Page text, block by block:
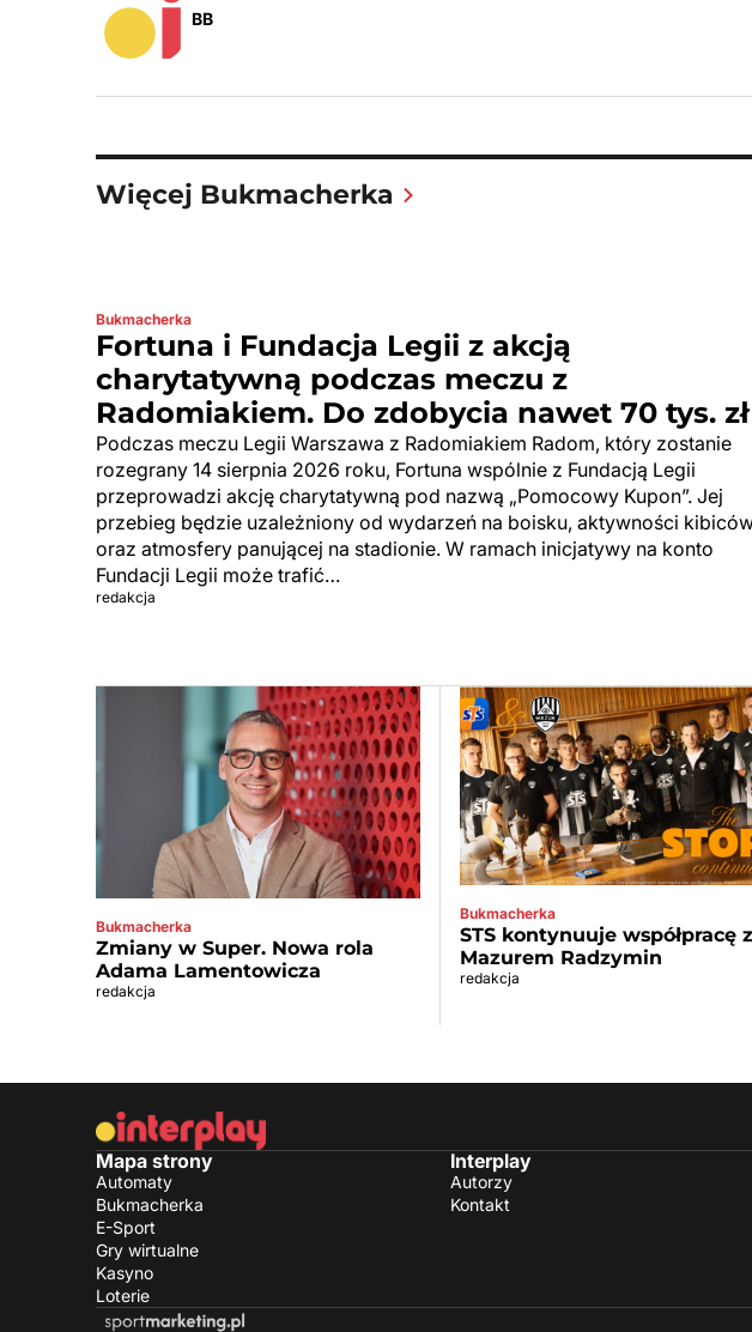
BB
Więcej Bukmacherka
Bukmacherka
Fortuna i Fundacja Legii z akcją
charytatywną podczas meczu z
Radomiakiem. Do zdobycia nawet 70 tys. zł
Podczas meczu Legii Warszawa z Radomiakiem Radom, który zostanie
rozegrany 14 sierpnia 2026 roku, Fortuna wspólnie z Fundacją Legii
przeprowadzi akcję charytatywną pod nazwą „Pomocowy Kupon”. Jej
przebieg będzie uzależniony od wydarzeń na boisku, aktywności
oraz atmosfery panującej na stadionie. W ramach inicjatywy na konto
Fundacji Legii może trafić…
redakcja
Bukmacherka
Zmiany w Super. Nowa rola
Adama Lamentowicza
redakcja
Bukmacherka
STS kontynuuje współpracę z
Mazurem Radzymin
redakcja
Mapa strony
Automaty
Bukmacherka
E-Sport
Gry wirtualne
Kasyno
Loterie
Interplay
Autorzy
Kontakt